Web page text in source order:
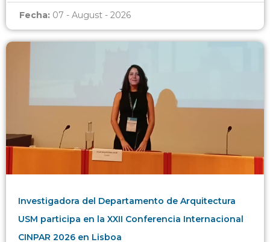
Fecha: 07 - August - 2026
Investigadora del Departamento de Arquitectura
USM participa en la XXII Conferencia Internacional
CINPAR 2026 en Lisboa